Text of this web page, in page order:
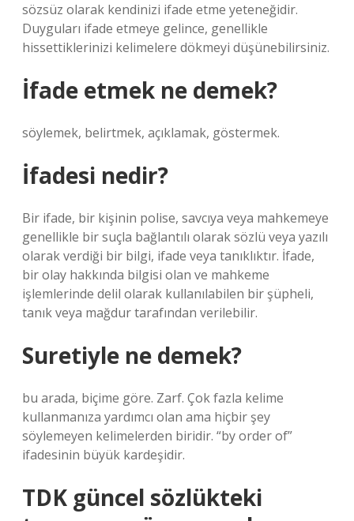
sözsüz olarak kendinizi ifade etme yeteneğidir.
Duyguları ifade etmeye gelince, genellikle
hissettiklerinizi kelimelere dökmeyi düşünebilirsiniz.
İfade etmek ne demek?
söylemek, belirtmek, açıklamak, göstermek.
İfadesi nedir?
Bir ifade, bir kişinin polise, savcıya veya mahkemeye
genellikle bir suçla bağlantılı olarak sözlü veya yazılı
olarak verdiği bir bilgi, ifade veya tanıklıktır. İfade,
bir olay hakkında bilgisi olan ve mahkeme
işlemlerinde delil olarak kullanılabilen bir şüpheli,
tanık veya mağdur tarafından verilebilir.
Suretiyle ne demek?
bu arada, biçime göre. Zarf. Çok fazla kelime
kullanmanıza yardımcı olan ama hiçbir şey
söylemeyen kelimelerden biridir. “by order of”
ifadesinin büyük kardeşidir.
TDK güncel sözlükteki